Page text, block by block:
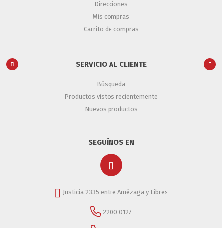
Direcciones
Mis compras
Carrito de compras
SERVICIO AL CLIENTE
Búsqueda
Productos vistos recientemente
Nuevos productos
SEGUÍNOS EN
Justicia 2335 entre Amézaga y Libres
2200 0127